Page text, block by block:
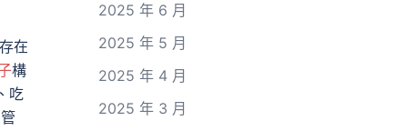
在
構
吃
2025 年 6 月
2025 年 5 月
2025 年 4 月
2025 年 3 月